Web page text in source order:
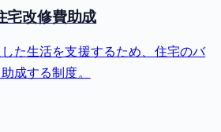
宅改修費助成
た生活を支援するため、住宅のバ
成する制度。